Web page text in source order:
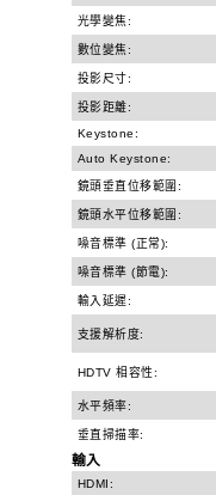
光學變焦:
數位變焦:
投影尺寸:
投影距離:
Keystone:
Auto Keystone:
鏡頭垂直位移範圍:
鏡頭水平位移範圍:
噪音標準 (正常):
噪音標準 (節電):
輸入延遲:
支援解析度:
HDTV 相容性:
水平頻率:
垂直掃描率:
輸入
HDMI: